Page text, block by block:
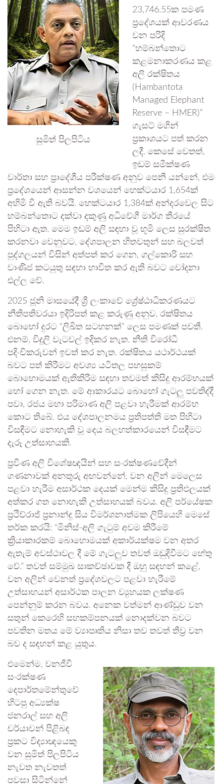
සුමිත් පිලපිටිය
23,746.55ක පමණ
ප්‍රදේශයක් ආවරණය
වන පරිදි
“හම්බන්තොට
කළමනාකරණය කළ
අලි රක්ෂිතය
(Hambantota
Managed Elephant
Reserve – HMER)”
ගැසට් මගින්
ප්‍රකාශයට පත් කරන
ලදී. කෙසේ වෙතත්,
ඉඩම් සමීක්ෂණ
වාර්තා සහ ප්‍රාදේශීය පරීක්ෂණ අනුව පෙනී යන්නේ, එම
ප්‍රදේශයෙන් ආසන්න වශයෙන් හෙක්ටයාර 1,654ක්
අහිමි වී ඇති බවයි. හෙක්ටයාර 1,384ක් අන්දරවෙල සිට
හම්බන්තොට දක්වා දකුණු අධිවේගී මාර්ග තීරයේ
පිහිටා ඇත. මෙම ඉඩම් අලි සඳහා වූ භූමි ලෙස සුරක්ෂිත
කරනවා වෙනුවට, දේශපාලන හිතවතුන් සහ බලවත්
පුද්ගලයන් විසින් අත්පත් කර ගෙන, ගල්කොරි සහ
වාණිජ කටයුතු සඳහා භාවිත කර ඇති බවට චෝදනා
එල්ල වේ.
2025 ජූනි මාසයේදී ශ්‍රී ලංකාවේ ශ්‍රේෂ්ඨාධිකරණයට
නීතිපතිවරයා ඉදිරිපත් කළ කරුණු අනුව, රක්ෂිතය
බොහෝ දුරට “ලිඛිත සටහනක්” ලෙස පමණක් පවතී.
එනම්, විදුලි වැටවල් ඉදිකර නැත. නීති විරෝධී
පදිංචිකරුවන් ඉවත් කර නැත. රක්ෂිතය යථාර්ථයක්
බවට පත් කිරීමට අවශ්‍ය යටිතල පහසුකම්
බොහොමයක් ඇතිකිරීම සඳහා තවමත් කිසිදු ආරම්භයක්
හෝ ගෙන නැත. මේ ආකාරයට බොහෝ ගැටලු පවතිද්දී
පවා, රජය මහා පරිමාණ අලි පළවා හැරීමක් ආරම්භ
කොට තිබේ. එය දේශපාලනමය ප්‍රතිපත්ති මත පිහිටා
විසඳීමට නොහැකි වූ දෙය බලහත්කාරයෙන් විසඳීමට
දැරූ උත්සාහයකි.
ප්‍රවීණ අලි විශේෂඥයින් සහ සංරක්ෂණවේදීන්
ගණනාවක් අනතුරු අඟවන්නේ, වන අලින් මෙලෙස
පළවා හැරීම අසාර්ථක දෙයක් මෙන්ම කිසිදු ප්‍රතිඵලයක්
අත්කර ගත නොහැකි උත්සාහයක් බවය. අලි පර්යේෂක
ප්‍රථිව්රාජ් ප්‍රනාන්දු සිය විමර්ශනාත්මක ලිපියෙහි මෙසේ
තර්ක කරයි: “මිනිස්-අලි ගැටුම් අවම කිරීමේ
ක්‍රියාකාරකම් බොහොමයක් අකාර්යක්ෂම වන අතර
ඇතැම් අවස්ථාවල දී මේ ගැටලුව තවත් ඔඩුදිවීමට හේතු
වේ.” තවත් සම්මුඛ සාකච්ඡාවක දී ඔහු සඳහන් කළේ,
වන අලින් වෙනත් ප්‍රදේශවලට පළවා හැරීමේ
උත්සාහයන් අසාර්ථක පාලන ව්‍යුහයක ලක්ෂණ
පෙන්නුම් කරන බවය. අනෙක වත්මන් ආණ්ඩුව වන
සතුන් කෙරෙහි සහකම්පනයක් නොදක්වන බවට
පවතින මතය මේ ව්‍යාපෘතිය නිසා තව තවත් තීව්‍ර වන
බව ද සඳහන් කළ යුතුය.
එමෙන්ම, වනජීවී
සංරක්ෂණ
දෙපාර්තමේන්තුවේ
හිටපු අධ්‍යක්ෂ
ජනරාල් සහ අලි
චර්යාවන් පිළිබඳ
ප්‍රකට විද්‍යාඥයෙකු
වන සුමිත් පිලපිටිය
නැවත නැවතත්
පවසා සිටින්නේ